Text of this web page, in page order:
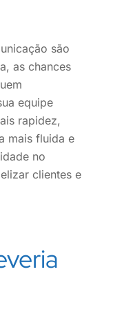
são
as chances
equipe
rapidez,
mais fluida e
no
clientes e